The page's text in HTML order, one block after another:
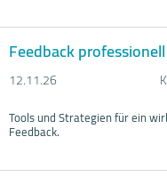
Feedback
12.11.26
Tools und Strategien für ein
Feedback.